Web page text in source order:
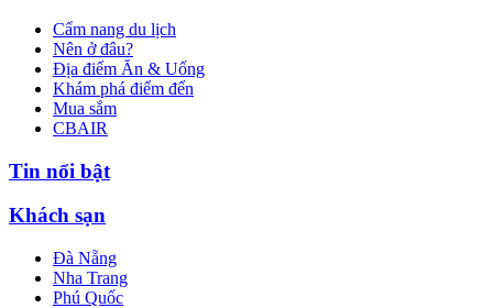
Cẩm nang du lịch
Nên ở đâu?
Địa điểm Ăn & Uống
Khám phá điểm đến
Mua sắm
CBAIR
Tin nổi bật
Khách sạn
Đà Nẵng
Nha Trang
Phú Quốc